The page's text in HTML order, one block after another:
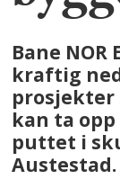
Bane
kraftig
prosjekter
kan ta
puttet i
Austestad.